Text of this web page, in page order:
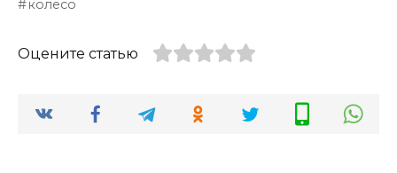
колесо
Оцените статью